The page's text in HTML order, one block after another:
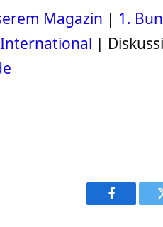
Magazin | 1.
International |
Facebook